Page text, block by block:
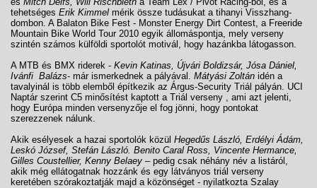
tehetséges Erik Kimmel mérik össze tudásukat a tihanyi Visszhang-
dombon. A Balaton Bike Fest - Monster Energy Dirt Contest, a Freeride
Mountain Bike World Tour 2010 egyik állomáspontja, mely verseny
szintén számos külföldi sportolót motivál, hogy hazánkba látogasson.
A MTB és BMX riderek - Kevin Katinas, Újvári Boldizsár, Jósa Dániel,
Ivánfi Balázs- már ismerkednek a pályával. Mátyási Zoltán idén a
tavalyinál is több elemből építkezik az Árgus-Security Triál pályán. UCI
Naptár szerint C5 minősítést kaptott a Triál verseny , ami azt jelenti,
hogy Európa minden versenyzője el fog jönni, hogy pontokat
szerezzenek nálunk.
Akik esélyesek a hazai sportolók közül Hegedűs László, Erdélyi Ádám,
Leskó József, Stefán László. Benito Caral Ross, Vincente Hermance,
Gilles Coustellier, Kenny Belaey – pedig csak néhány név a listáról,
akik még ellátogatnak hozzánk és egy látványos triál verseny
keretében szórakoztatják majd a közönséget - nyilatkozta Szalay